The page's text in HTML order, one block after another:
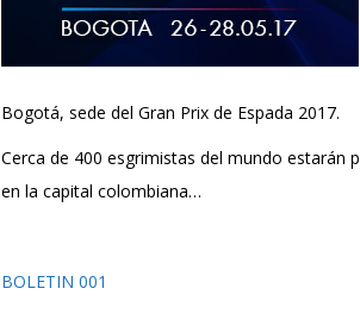
Bogotá, sede del Gran Prix de Espada 2017.
Cerca de 400 esgrimistas del mundo estarán
en la capital colombiana…
BOLETIN 001